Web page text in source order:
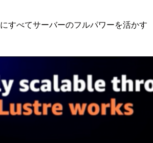
すべてサーバーのフルパワーを活かす